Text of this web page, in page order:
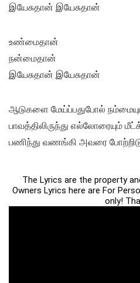
இயேசுதான் இயேசுதான்
உண்மைதான்
நன்மைதான்
இயேசுதான் இயேசுதான்
ஆடுகளை மேய்ப்பதுபோல்
பாவத்திலிருந்து எல்லோரையும்
பணிந்து வணங்கி அவரை
The Lyrics are the property
Owners Lyrics here are For
only!